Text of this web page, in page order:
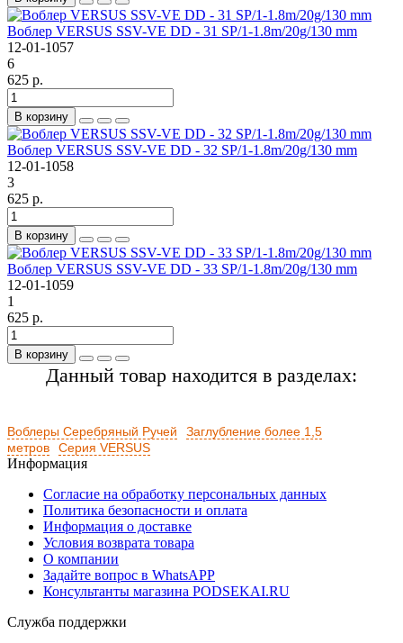
Воблер VERSUS SSV-VE DD - 31 SP/1-1.8m/20g/130 mm
12-01-1057
6
625 р.
В корзину
Воблер VERSUS SSV-VE DD - 32 SP/1-1.8m/20g/130 mm
12-01-1058
3
625 р.
В корзину
Воблер VERSUS SSV-VE DD - 33 SP/1-1.8m/20g/130 mm
12-01-1059
1
625 р.
В корзину
Данный товар находится в разделах:
Воблеры Серебряный Ручей
Заглубление более 1,5
метров
Серия VERSUS
Информация
Согласие на обработку персональных данных
Политика безопасности и оплата
Информация о доставке
Условия возврата товара
О компании
Задайте вопрос в WhatsAPP
Консультанты магазина PODSEKAI.RU
Служба поддержки